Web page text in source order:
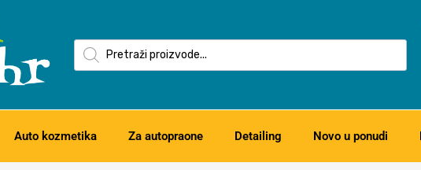
Auto kozmetika Za autopraone Detailing Novo u ponudi